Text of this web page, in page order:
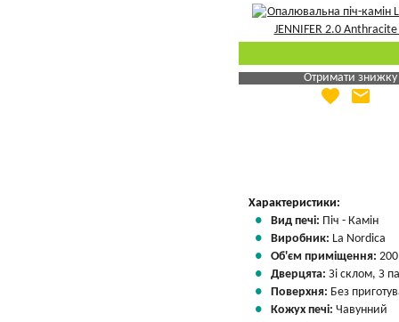
Отримати знижку
Яка Ваша ціна
favorite email
Характеристики:
Вид печі: Піч - Камін
Виробник: La Nordica
Об'єм приміщення:
Дверцята: Зі склом, З
Поверхня: Без
Кожух печі: Чавунний